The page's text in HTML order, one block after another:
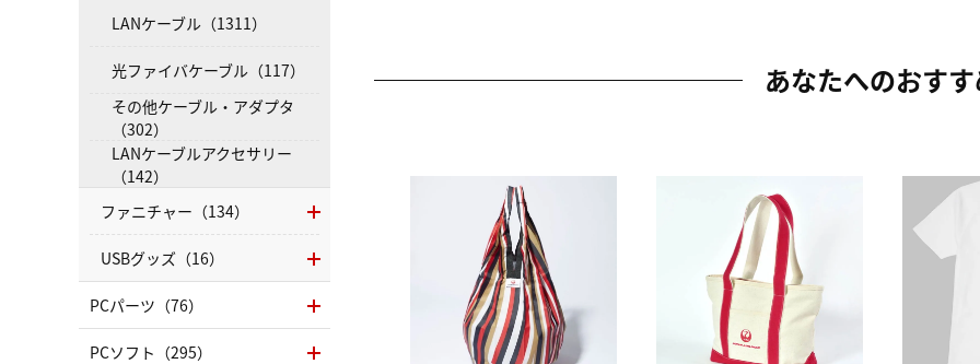
あなたへのおす
LANケーブル（1311）
光ファイバケーブル（117）
その他ケーブル・アダプタ
（302）
LANケーブルアクセサリー
（142）
ファニチャー（134）
USBグッズ（16）
PCパーツ（76）
PCソフト（295）